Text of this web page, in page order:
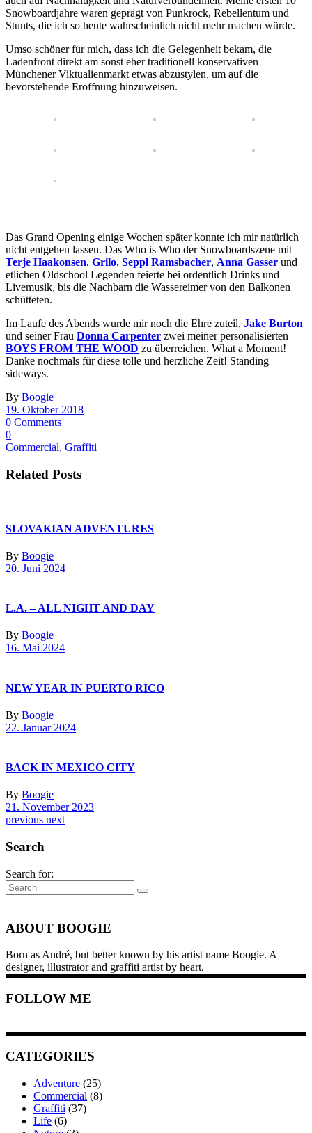
Snowboardjahre waren geprägt von Punkrock, Rebellentum und
Stunts, die ich so heute wahrscheinlich nicht mehr machen würde.
Umso schöner für mich, dass ich die Gelegenheit bekam, die
Ladenfront direkt am sonst eher traditionell konservativen
Münchener Viktualienmarkt etwas abzustylen, um auf die
bevorstehende Eröffnung hinzuweisen.
Das Grand Opening einige Wochen später konnte ich mir natürlich
nicht entgehen lassen. Das Who is Who der Snowboardszene mit
Terje Haakonsen, Grilo, Seppl Ramsbacher, Anna Gasser und
etlichen Oldschool Legenden feierte bei ordentlich Drinks und
Livemusik, bis die Nachbarn die Wassereimer von den Balkonen
schütteten.
Im Laufe des Abends wurde mir noch die Ehre zuteil, Jake Burton
und seiner Frau Donna Carpenter zwei meiner personalisierten
BOYS FROM THE WOOD zu überreichen. What a Moment!
Danke nochmals für diese tolle und herzliche Zeit! Standing
sideways.
By Boogie
19. Oktober 2018
0 Comments
0
Commercial, Graffiti
Related Posts
SLOVAKIAN ADVENTURES
By Boogie
20. Juni 2024
L.A. – ALL NIGHT AND DAY
By Boogie
16. Mai 2024
NEW YEAR IN PUERTO RICO
By Boogie
22. Januar 2024
BACK IN MEXICO CITY
By Boogie
21. November 2023
previous next
Search
Search for:
ABOUT BOOGIE
Born as André, but better known by his artist name Boogie. A
designer, illustrator and graffiti artist by heart.
FOLLOW ME
CATEGORIES
Adventure (25)
Commercial (8)
Graffiti (37)
Life (6)